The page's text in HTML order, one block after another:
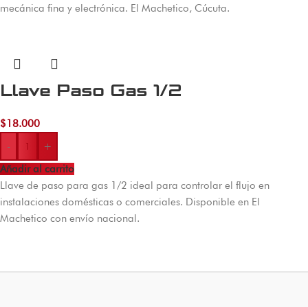
mecánica fina y electrónica. El Machetico, Cúcuta.
Llave Paso Gas 1/2
$18.000
-
+
Añadir al carrito
Llave de paso para gas 1/2 ideal para controlar el flujo en
instalaciones domésticas o comerciales. Disponible en El
Machetico con envío nacional.